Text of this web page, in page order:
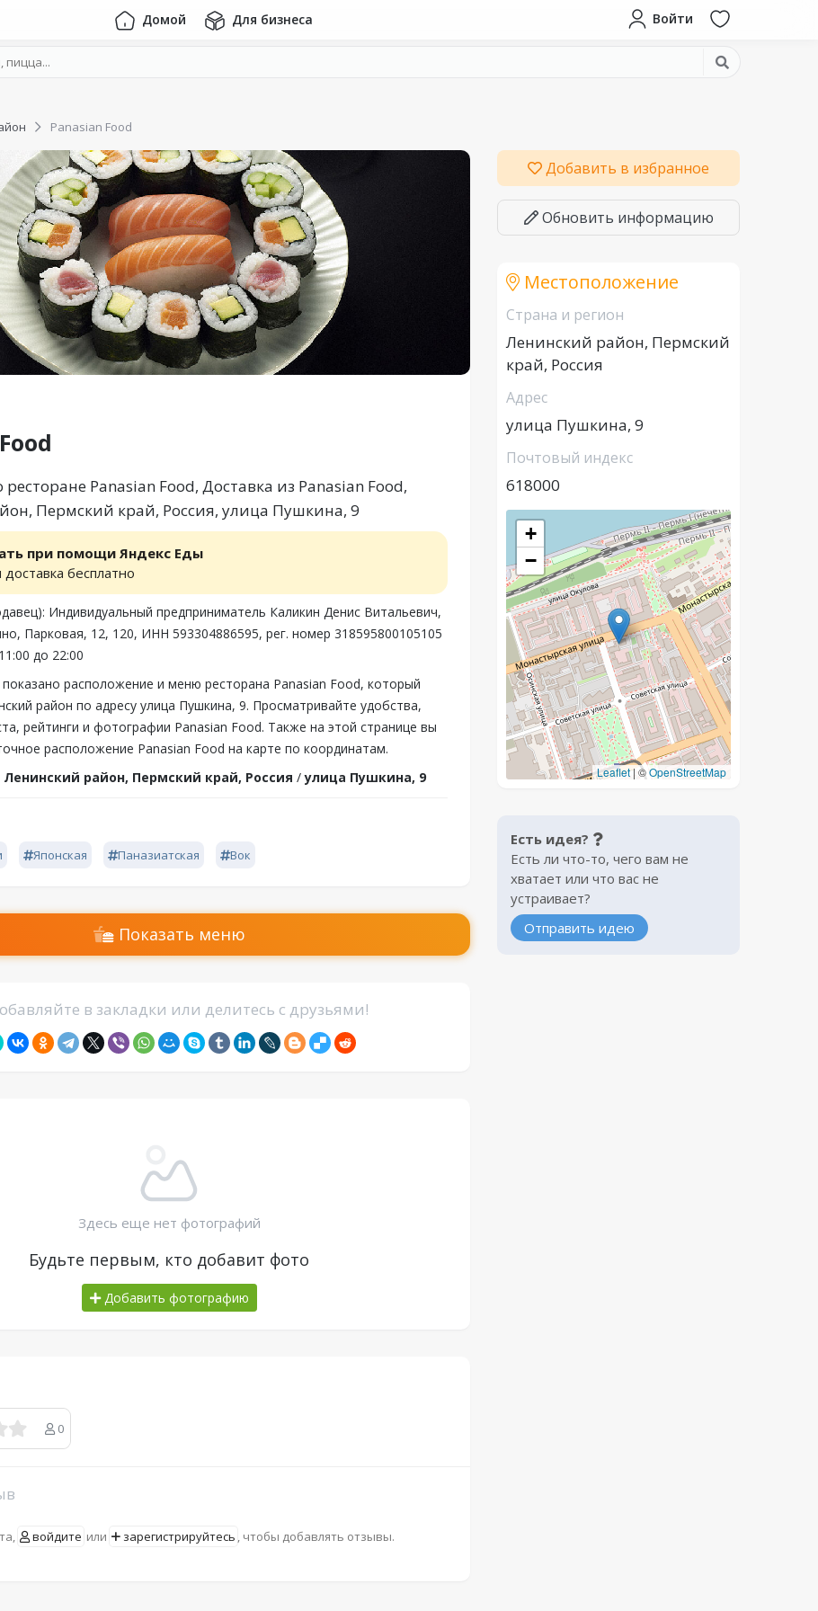
Домой Для бизнеса Войти
Panasian Food
Panasian Food, Доставка из Panasian Food,
Пермский край, Россия, улица Пушкина, 9
при помощи Яндекс Еды
доставка бесплатно
Индивидуальный предприниматель Каликин Денис Витальевич,
Парковая, 12, 120, ИНН 593304886595, рег. номер 318595800105105
до 22:00
расположение и меню ресторана Panasian Food, который
район по адресу улица Пушкина, 9. Просматривайте удобства,
рейтинги и фотографии Panasian Food. Также на этой странице вы
расположение Panasian Food на карте по координатам.
Ленинский район, Пермский край, Россия /улица Пушкина, 9
Японская Паназиатская Вок
Показать меню
в закладки или делитесь с друзьями!
Здесь еще нет фотографий
Будьте первым, кто добавит фото
Добавить фотографию
0
войдите или зарегистрируйтесь , чтобы добавлять отзывы.
Добавить в избранное
Обновить информацию
Местоположение
Страна и регион
Ленинский район, Пермский
край, Россия
Адрес
улица Пушкина, 9
Почтовый индекс
618000
+
−
Leaflet|©OpenStreetMap
Есть идея?
Есть ли что-то, чего вам не
хватает или что вас не
устраивает?
Отправить идею